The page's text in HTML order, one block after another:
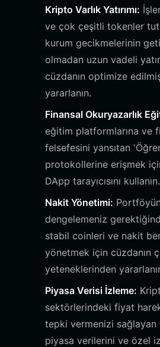
Kripto Varlık Yatırımı:
ve çok çeşitli tokenler
kurum gecikmelerinin
olmadan uzun vadeli
cüzdanın optimize
yararlanın.
Finansal Okuryazarlık
eğitim platformlarına ve
felsefesini yansıtan
protokollerine erişmek
DApp tarayıcısını kullanın.
Nakit Yönetimi:
dengelemeniz
stabil coinleri ve nakit
yönetmek için cüzdanın
yeteneklerinden
Piyasa Verisi İzleme:
sektörlerindeki fiyat
tepki vermenizi sağlayan
piyasa verilerini ve özel